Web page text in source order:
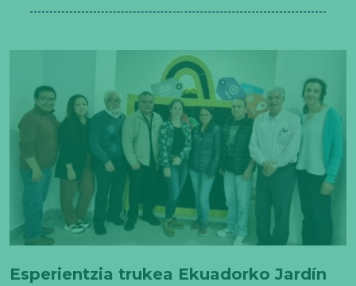
Esperientzia trukea Ekuadorko Jardín